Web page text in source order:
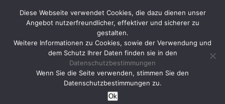
Home
Diese Webseite verwendet Cookies, die dazu dienen unser
Angebot nutzerfreundlicher, effektiver und sicherer zu
gestalten.
Weitere Informationen zu Cookies, sowie der Verwendung und
dem Schutz Ihrer Daten finden sie in den
Datenschutzbestimmungen
Wenn Sie die Seite verwenden, stimmen Sie den
Datenschutzbestimmungen zu.
Ok